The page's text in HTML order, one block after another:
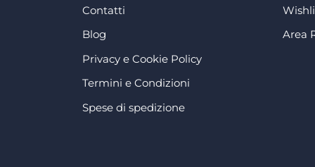
Contatti
Blog
Privacy e Cookie Policy
Termini e Condizioni
Spese di spedizione
Area